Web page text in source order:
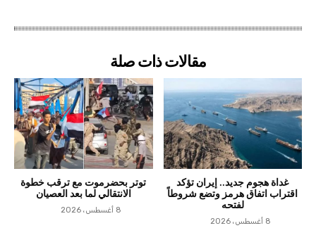
مقالات ذات صلة
غداة هجوم جديد.. إيران تؤكد
اقتراب اتفاق هرمز وتضع شروطاً
لفتحه
8 أغسطس، 2026
توتر بحضرموت مع ترقب خطوة
الانتقالي لما بعد العصيان
8 أغسطس، 2026